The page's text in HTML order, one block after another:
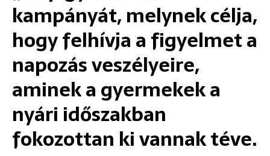
kampányát, melynek célja,
hogy felhívja a figyelmet a
napozás veszélyeire,
aminek a gyermekek a
nyári időszakban
fokozottan ki vannak téve.